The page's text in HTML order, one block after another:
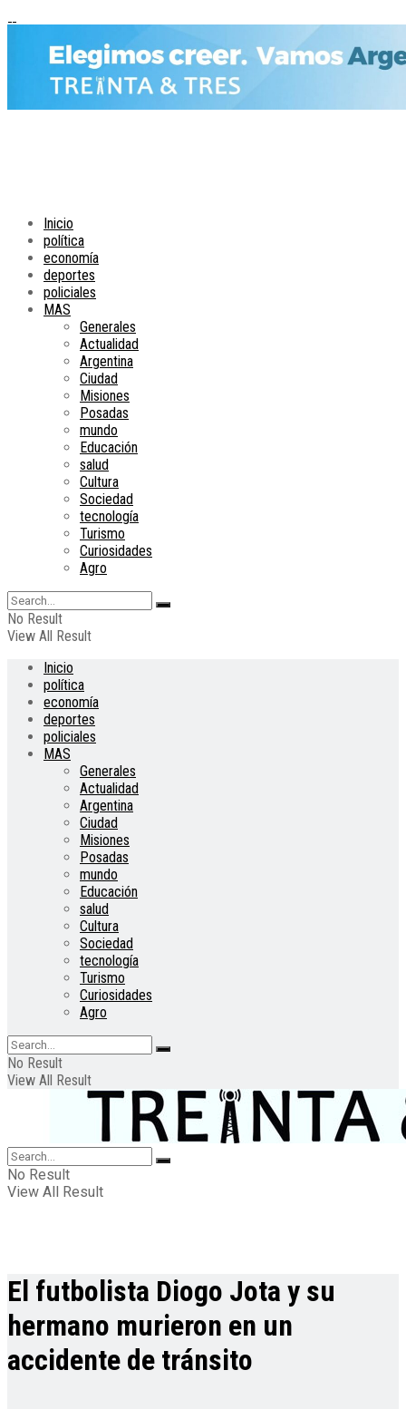
Inicio
política
economía
deportes
policiales
MAS
Generales
Actualidad
Argentina
Ciudad
Misiones
Posadas
mundo
Educación
salud
Cultura
Sociedad
tecnología
Turismo
Curiosidades
Agro
No Result
View All Result
Inicio
política
economía
deportes
policiales
MAS
Generales
Actualidad
Argentina
Ciudad
Misiones
Posadas
mundo
Educación
salud
Cultura
Sociedad
tecnología
Turismo
Curiosidades
Agro
No Result
View All Result
No Result
View All Result
El futbolista Diogo Jota y su
hermano murieron en un
accidente de tránsito